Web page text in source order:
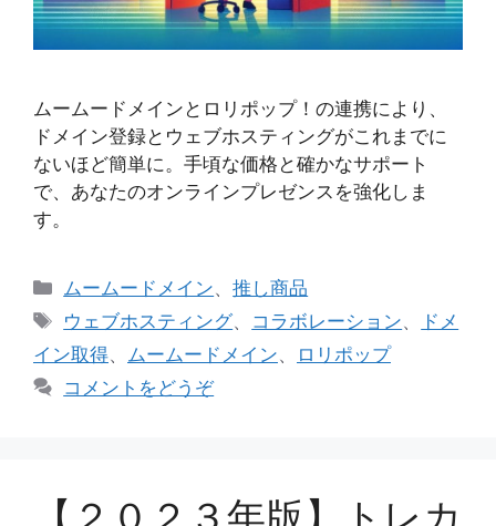
ムームードメインとロリポップ！の連携により、
ドメイン登録とウェブホスティングがこれまでに
ないほど簡単に。手頃な価格と確かなサポート
で、あなたのオンラインプレゼンスを強化しま
す。
カ
テ
リ
ー
ムームードメイン、推し商品
タ
グ
ウェブホスティング、 コラボレーション、
ドメ
イン取得、 ムームードメイン、
ロリポップ
コメントをどうぞ
【２０２３年版】トレカ